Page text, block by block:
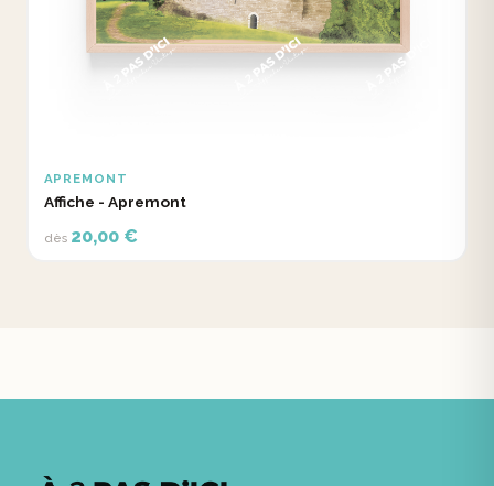
APREMONT
Affiche - Apremont
dès 20,00 €